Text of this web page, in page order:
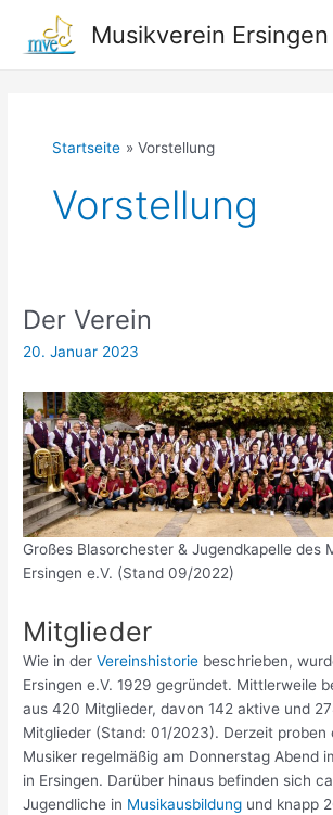
springen
Musikverein Ersingen
Startseite Vorstellung
Vorstellung
Der Verein
20. Januar 2023
Großes Blasorchester & Jugendkapelle des
Ersingen e.V. (Stand 09/2022)
Mitglieder
Wie in derVereinshistorie beschrieben,
Ersingen e.V. 1929 gegründet. Mittlerweile
aus 420 Mitglieder, davon 142 aktive und
Mitglieder (Stand: 01/2023). Derzeit
Musiker regelmäßig am Donnerstag Abend
in Ersingen. Darüber hinaus befinden sich
Jugendliche in Musikausbildung und knapp